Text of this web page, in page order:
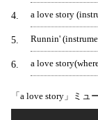
4 a love story
5 Runnin'
6 a love
「a love story」ミュ